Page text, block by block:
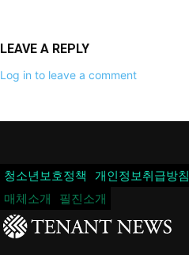
LEAVE A REPLY
Log in to leave a comment
청소년보호정책 개인정보취급방침
매체소개
필진소개